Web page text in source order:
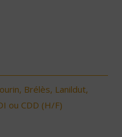
Brélès, Lanildut,
ou CDD (H/F)